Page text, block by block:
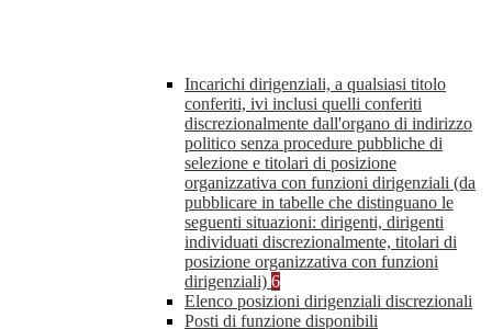
Incarichi dirigenziali, a qualsiasi titolo
conferiti, ivi inclusi quelli conferiti
discrezionalmente dall'organo di indirizzo
politico senza procedure pubbliche di
selezione e titolari di posizione
organizzativa con funzioni dirigenziali (da
pubblicare in tabelle che distinguano le
seguenti situazioni: dirigenti, dirigenti
individuati discrezionalmente, titolari di
posizione organizzativa con funzioni
dirigenziali) 6
Elenco posizioni dirigenziali discrezionali
Posti di funzione disponibili